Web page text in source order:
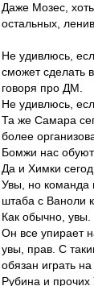
Даже Мозес,
остальных,
Не удивлюсь,
сможет сделать
говоря про ДМ.
Не удивлюсь,
Та же Самара
более
Бомжи нас обуют
Да и Химки
Увы, но команда
штаба с Ваноли
Как обычно, увы.
Он все упирает
увы, прав. С
обязан играть
Рубина и прочих